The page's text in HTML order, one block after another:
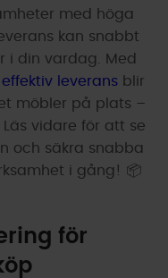
med höga
kan snabbt
i din vardag. Med
leveransblir
möbler på plats –
vidare för att se
och säkra snabba
i gång! 📦
för